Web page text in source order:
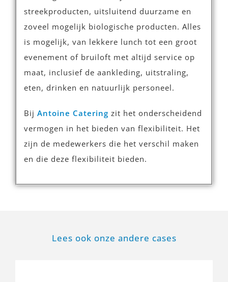
streekproducten, uitsluitend duurzame en
zoveel mogelijk biologische producten. Alles
is mogelijk, van lekkere lunch tot een groot
evenement of bruiloft met altijd service op
maat, inclusief de aankleding, uitstraling,
eten, drinken en natuurlijk personeel.
Bij Antoine Catering zit het onderscheidend
vermogen in het bieden van flexibiliteit. Het
zijn de medewerkers die het verschil maken
en die deze flexibiliteit bieden.
Lees ook onze andere cases